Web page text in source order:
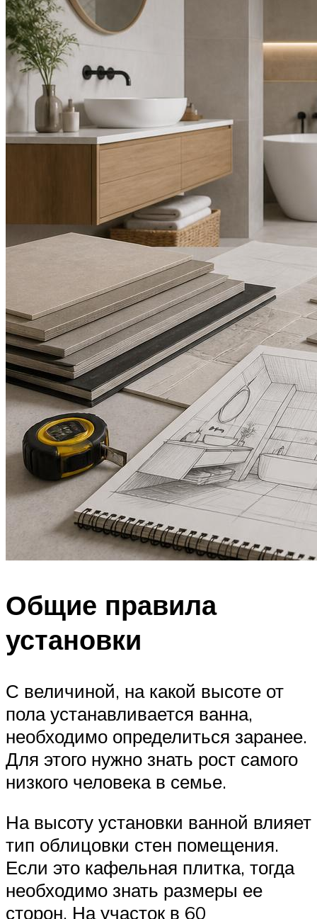
Общие правила
установки
С величиной, на какой высоте от
пола устанавливается ванна,
необходимо определиться заранее.
Для этого нужно знать рост самого
низкого человека в семье.
На высоту установки ванной влияет
тип облицовки стен помещения.
Если это кафельная плитка, тогда
необходимо знать размеры ее
сторон. На участок в 60